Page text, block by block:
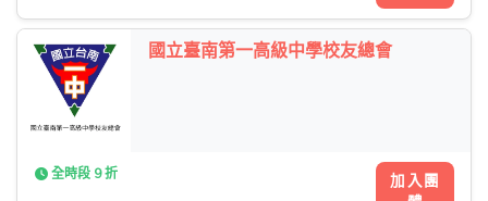
國立臺南第一高級中學校友總會
全時段 9 折
加入團